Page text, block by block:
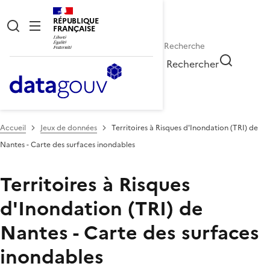
RÉPUBLIQUE
FRANÇAISE
Rechercher
Accueil Jeux de données
Territoires à Risques d'Inondation (TRI) de
Nantes - Carte des surfaces inondables
Territoires à Risques
d'Inondation (TRI) de
Nantes - Carte des surfaces
inondables